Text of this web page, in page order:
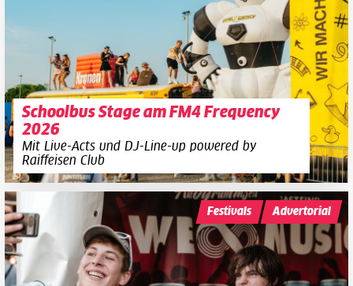
Schoolbus Stage am FM4 Frequency
2026
Mit Live-Acts und DJ-Line-up powered by
Raiffeisen Club
Festivals Advertorial